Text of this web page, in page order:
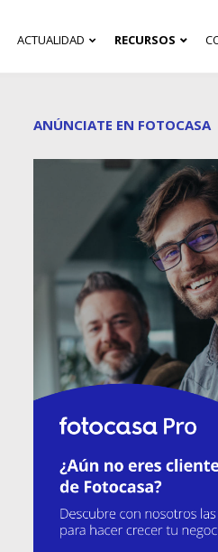
ACTUALIDAD RECURSOS
ANÚNCIATE EN FOTOCASA